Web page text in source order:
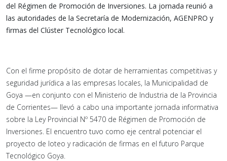
del Régimen de Promoción de Inversiones. La jornada reunió a
las autoridades de la Secretaría de Modernización, AGENPRO y
firmas del Clúster Tecnológico local.
Con el firme propósito de dotar de herramientas competitivas y
seguridad jurídica a las empresas locales, la Municipalidad de
Goya —en conjunto con el Ministerio de Industria de la Provincia
de Corrientes— llevó a cabo una importante jornada informativa
sobre la Ley Provincial Nº 5470 de Régimen de Promoción de
Inversiones. El encuentro tuvo como eje central potenciar el
proyecto de loteo y radicación de firmas en el futuro Parque
Tecnológico Goya.